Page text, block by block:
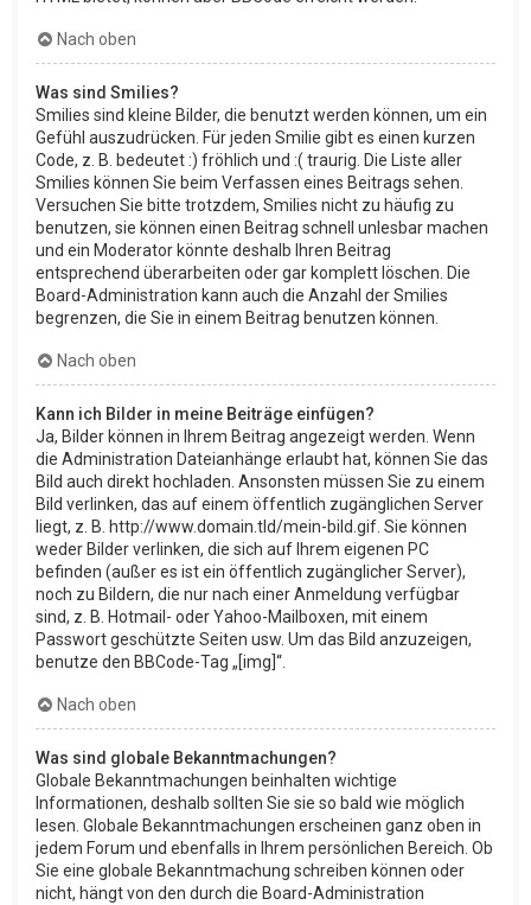
Nach oben
Was sind Smilies?
Smilies sind kleine Bilder, die benutzt werden können, um ein
Gefühl auszudrücken. Für jeden Smilie gibt es einen kurzen
Code, z. B. bedeutet :) fröhlich und :( traurig. Die Liste aller
Smilies können Sie beim Verfassen eines Beitrags sehen.
Versuchen Sie bitte trotzdem, Smilies nicht zu häufig zu
benutzen, sie können einen Beitrag schnell unlesbar machen
und ein Moderator könnte deshalb Ihren Beitrag
entsprechend überarbeiten oder gar komplett löschen. Die
Board-Administration kann auch die Anzahl der Smilies
begrenzen, die Sie in einem Beitrag benutzen können.
Nach oben
Kann ich Bilder in meine Beiträge einfügen?
Ja, Bilder können in Ihrem Beitrag angezeigt werden. Wenn
die Administration Dateianhänge erlaubt hat, können Sie das
Bild auch direkt hochladen. Ansonsten müssen Sie zu einem
Bild verlinken, das auf einem öffentlich zugänglichen Server
liegt, z. B. http://www.domain.tld/mein-bild.gif. Sie können
weder Bilder verlinken, die sich auf Ihrem eigenen PC
befinden (außer es ist ein öffentlich zugänglicher Server),
noch zu Bildern, die nur nach einer Anmeldung verfügbar
sind, z. B. Hotmail- oder Yahoo-Mailboxen, mit einem
Passwort geschützte Seiten usw. Um das Bild anzuzeigen,
benutze den BBCode-Tag „[img]“.
Nach oben
Was sind globale Bekanntmachungen?
Globale Bekanntmachungen beinhalten wichtige
Informationen, deshalb sollten Sie sie so bald wie möglich
lesen. Globale Bekanntmachungen erscheinen ganz oben in
jedem Forum und ebenfalls in Ihrem persönlichen Bereich. Ob
Sie eine globale Bekanntmachung schreiben können oder
nicht, hängt von den durch die Board-Administration